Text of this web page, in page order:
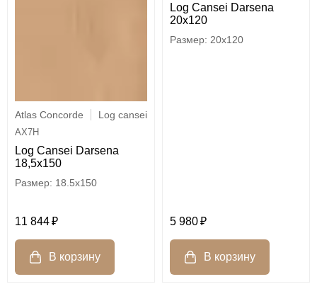
Atlas Concorde Log cansei
AX7H
Log Cansei Darsena
18,5x150
18.5x150
11 844
Log Cansei Darsena
20x120
20x120
5 980